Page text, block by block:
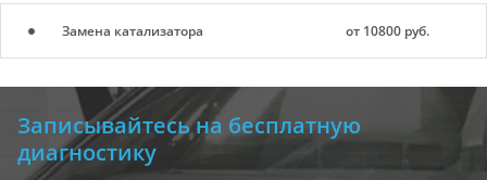
Замена катализатора от 10800 руб.
Записывайтесь на бесплатную
диагностику